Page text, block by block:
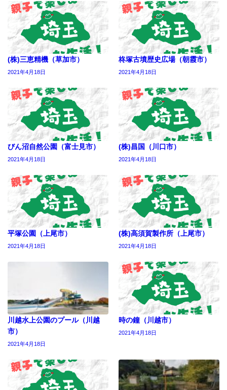
(株)三恵精機（草加市）
2021年4月18日
柊塚古墳歴史広場（朝霞市）
2021年4月18日
びん沼自然公園（富士見市）
2021年4月18日
(株)昌国（川口市）
2021年4月18日
平塚公園（上尾市）
2021年4月18日
(株)高須賀製作所（上尾市）
2021年4月18日
川越水上公園のプール（川越
市）
2021年4月18日
時の鐘（川越市）
2021年4月18日